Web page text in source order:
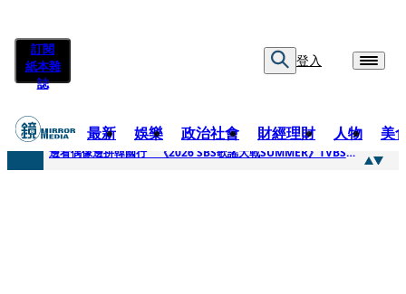
訂閱
紙本雜
誌
登入
最新 娛樂 政治社會 財經理財 人物 美
快訊
邊看偶像邊拚韓國行 《2026 SBS歌謠大戰SUMMER》TVBS直播祭追星福利